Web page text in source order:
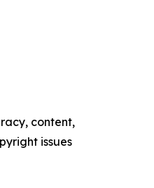
content,
issues